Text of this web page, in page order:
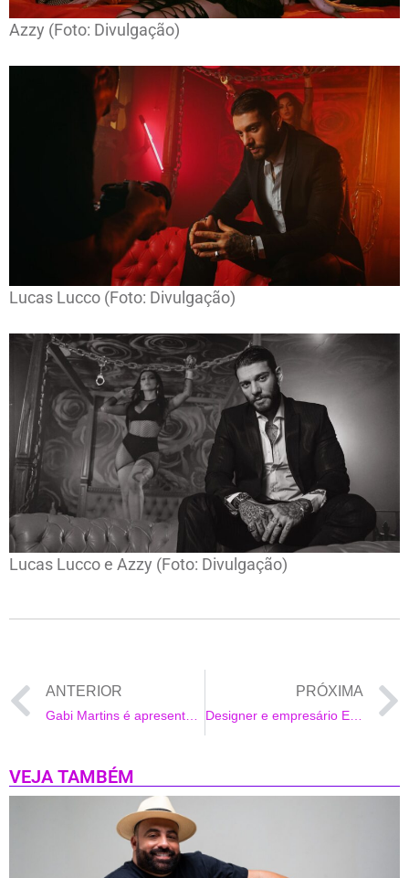
Azzy (Foto: Divulgação)
Lucas Lucco (Foto: Divulgação)
Lucas Lucco e Azzy (Foto: Divulgação)
ANTERIOR PRÓXIMA
Designer e empresário Eliezer é o quarto integrante revelado do grupo Pipoca do BBB22
VEJA TAMBÉM